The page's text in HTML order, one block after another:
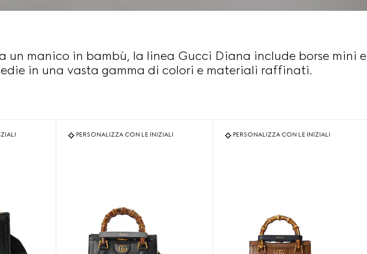
un manico in bambù, la linea Gucci Diana include borse mini e
in una vasta gamma di colori e materiali raffinati.
PERSONALIZZA CON LE INIZIALI PERSONALIZZA CON LE INIZIALI